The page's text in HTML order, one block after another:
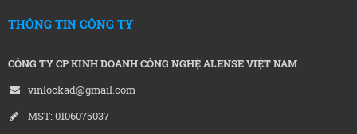
THÔNG TIN CÔNG TY
CÔNG TY CP KINH DOANH CÔNG NGHỆ ALENSE VIỆT NAM
vinlockad@gmail.com
MST: 0106075037